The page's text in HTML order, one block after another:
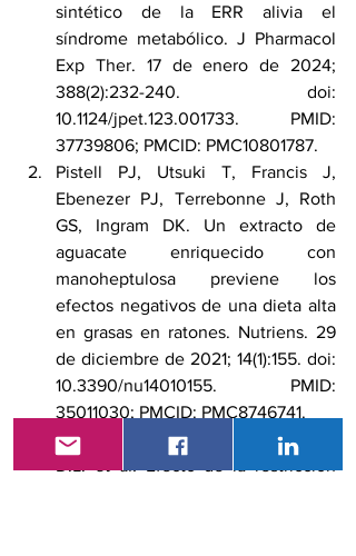
sintético de la ERR alivia el
síndrome metabólico. J Pharmacol
Exp Ther. 17 de enero de 2024;
388(2):232-240. doi:
10.1124/jpet.123.001733. PMID:
37739806; PMCID: PMC10801787.
Pistell PJ, Utsuki T, Francis J,
Ebenezer PJ, Terrebonne J, Roth
GS, Ingram DK. Un extracto de
aguacate enriquecido con
manoheptulosa previene los
efectos negativos de una dieta alta
en grasas en ratones. Nutriens. 29
de diciembre de 2021; 14(1):155. doi:
10.3390/nu14010155. PMID:
35011030; PMCID: PMC8746741.
Waziry, R., Ryan, C.P., Corcoran,